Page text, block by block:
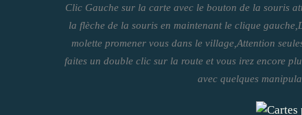
Clic Gauche sur la carte avec le bouton de la souris
la flèche de la souris en maintenant le clique
molette promener vous dans le village,Attention
faites un double clic sur la route et vous irez encore
avec quelques